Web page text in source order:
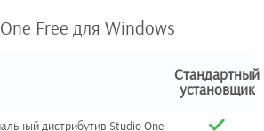
Free для Windows
Стандартный
установщик
дистрибутив Studio One